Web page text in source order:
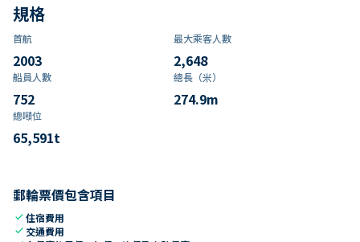
規格
首航
2003
最大乘客人數
2,648
船員人數
752
總長（米）
274.9m
總噸位
65,591t
郵輪票價包含項目
check住宿費用
check 交通費用